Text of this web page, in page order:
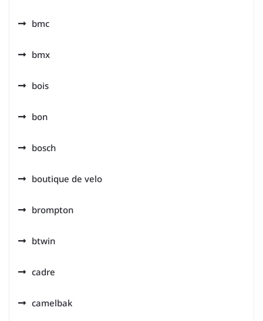
bmc
bmx
bois
bon
bosch
boutique de velo
brompton
btwin
cadre
camelbak